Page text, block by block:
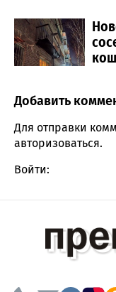
Comment
Добавить
Для отправки
авторизоваться.
Войти: